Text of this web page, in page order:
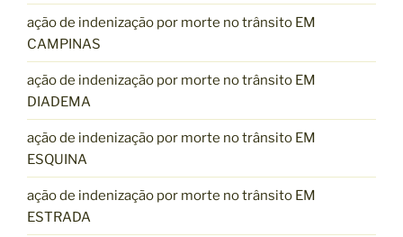
ação de indenização por morte no trânsito EM
CAMPINAS
ação de indenização por morte no trânsito EM
DIADEMA
ação de indenização por morte no trânsito EM
ESQUINA
ação de indenização por morte no trânsito EM
ESTRADA